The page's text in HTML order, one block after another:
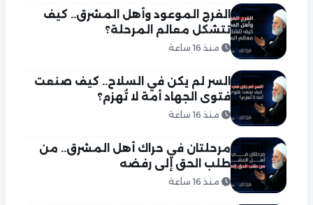
الفرج الموعود وأهل المشرق.. كيف
تتشكل معالم المرحلة؟
منذ 16 ساعة
السر لم يكن في السلاح.. كيف صنعت
فتوى الجهاد أمة لا تُهزم؟
منذ 16 ساعة
مرحلتان في حراك أهل المشرق.. من
طلب الحق إلى رفضه
منذ 16 ساعة